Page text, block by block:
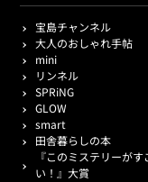
宝島チャンネル
大人のおしゃれ手帖
mini
リンネル
SPRiNG
GLOW
smart
田舎暮らしの本
『このミステリーがす
い！』大賞